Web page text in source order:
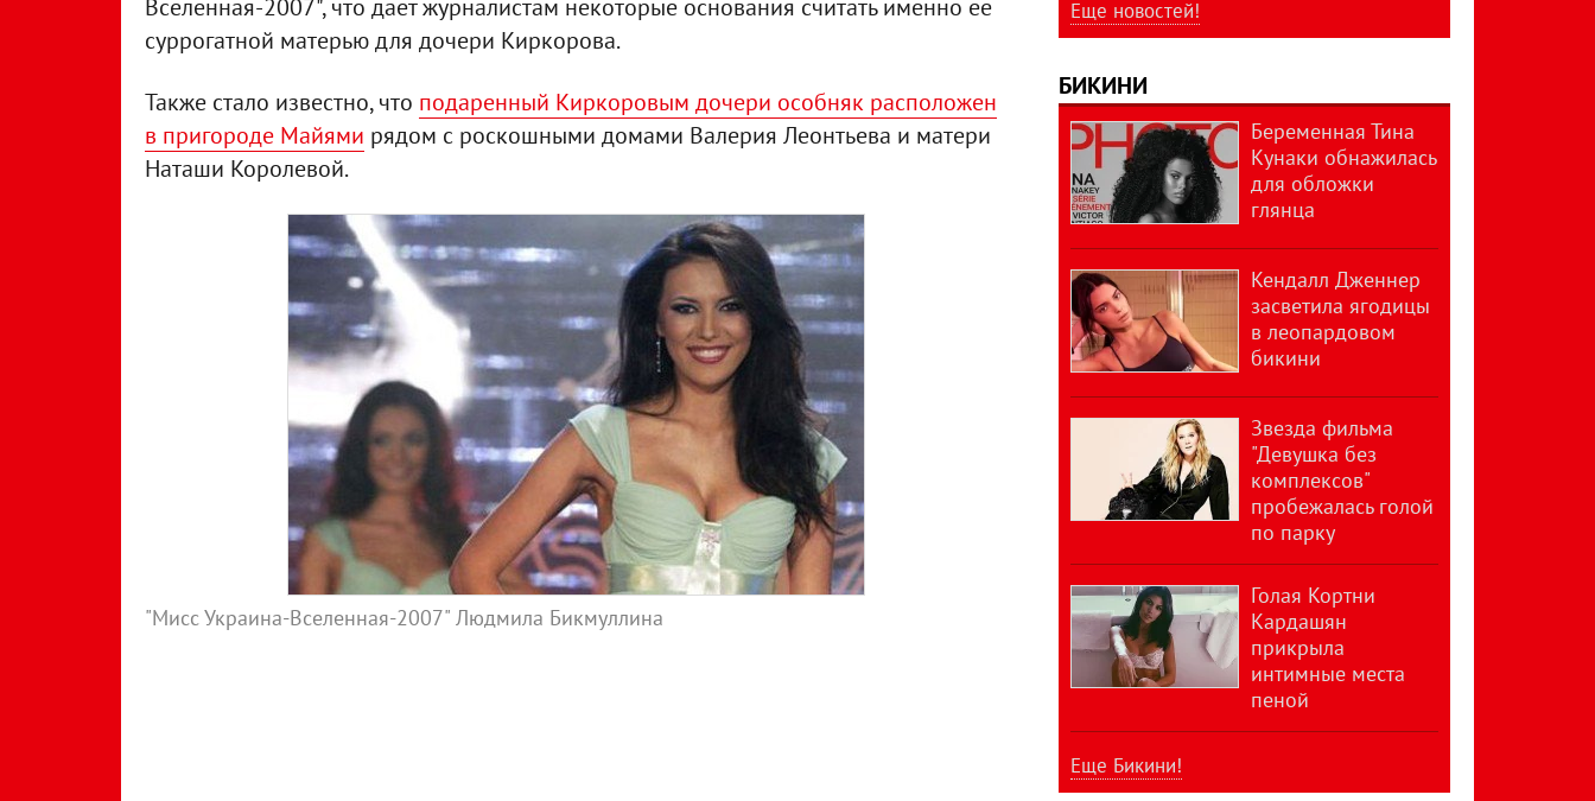
Вселенная-2007", что дает журналистам некоторые основания считать именно ее
суррогатной матерью для дочери Киркорова.
Также стало известно, что подаренный Киркоровым дочери особняк расположен
в пригороде Майями рядом с роскошными домами Валерия Леонтьева и матери
Наташи Королевой.
"Мисс Украина-Вселенная-2007" Людмила Бикмуллина
Еще новостей!
БИКИНИ
Беременная Тина
Кунаки обнажилась
для обложки
глянца
Кендалл Дженнер
засветила ягодицы
в леопардовом
бикини
Звезда фильма
"Девушка без
комплексов"
пробежалась голой
по парку
Голая Кортни
Кардашян
прикрыла
интимные места
пеной
Еще Бикини!